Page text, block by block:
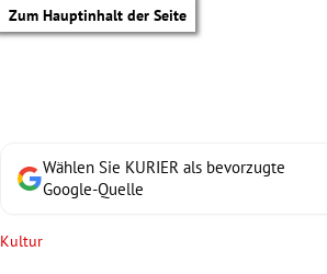
Zum Hauptinhalt der Seite
Wählen Sie KURIER als bevorzugte
Google-Quelle
Kultur